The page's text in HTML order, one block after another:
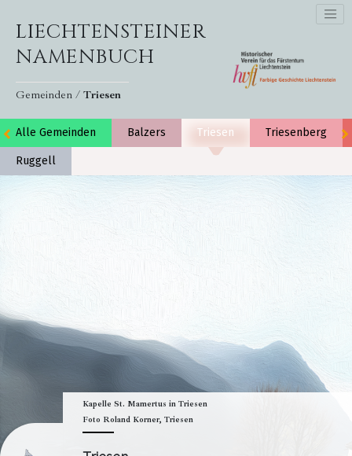
LIECHTENSTEINER
NAMENBUCH
Gemeinden / Triesen
Alle Gemeinden Balzers Triesen Triesenberg
Ruggell
Kapelle St. Mamertus in Triesen
Foto Roland Korner, Triesen